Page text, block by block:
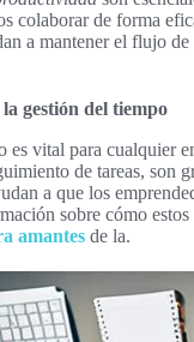
colaborar de forma
a mantener el flujo
gestión del tiempo
es vital para cualquier
de tareas, son
a que los
sobre cómo
amantes de la.